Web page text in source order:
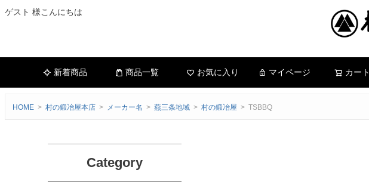
ゲスト 様こんにちは
新着商品 商品一覧 お気に入り マイページ カート
HOME 村の鍛冶屋本店 メーカー名 燕三条地域 村の鍛冶屋 TSBBQ
Category